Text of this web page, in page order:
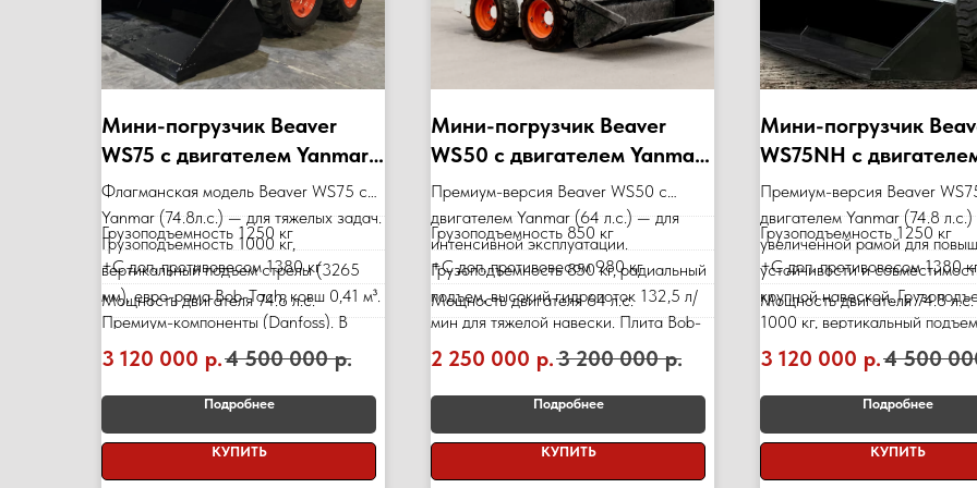
Мини-погрузчик Beaver
WS75 с двигателем Yanmar
(74.8 л.с., 1000 кг)
Флагманская модель Beaver WS75 с
Yanmar (74.8л.с.) — для тяжелых задач.
Грузоподъемность 1000 кг,
вертикальный подъем стрелы (3265
мм), евро-рама Bob-Tach, ковш 0,41 м³.
Премиум-компоненты (Danfoss). В
наличии, гарантия 12 мес./2000 м/ч.
Грузоподъемность 1250 кг
+C доп. противовесом 1380 кг
Мощность двигателя 74.8 л.с.
3 120 000 р.4 500 000 р.
Подробнее
КУПИТЬ
Мини-погрузчик Beaver
WS50 с двигателем Yanmar
(64 л.с., 850кг)
Премиум-версия Beaver WS50 с
двигателем Yanmar (64 л.с.) — для
интенсивной эксплуатации.
Грузоподъемность 850 кг, радиальный
подъем, высокий гидропоток 132,5 л/
мин для тяжелой навески. Плита Bob-
Tach, ковш 0,35 м³. Японская
надежность, экономичность. В
наличии, гарантия 12 мес./2000 м/ч.
Грузоподъемность 850 кг
+C доп. противовесом 980 кг
Мощность двигателя 64 л.с.
2 250 000 р.3 200 000 р.
Подробнее
КУПИТЬ
Мини-погрузчик
WS75NH с
Yanmar (74.8 л.с.,
Премиум-версия Beaver
двигателем Yanmar (74.8
увеличенной рамой для
устойчивости и
крупной навеской.
1000 кг, вертикальный
рама Bob-Tach, ковш 0,41 м³.
надежность. В наличии,
мес./2000 м/ч.
Грузоподъемность 1250 кг
+C доп. противовесом 1380
Мощность двигателя 74.8 л.с.
3 120 000 р.4 500
Подробнее
КУПИТЬ